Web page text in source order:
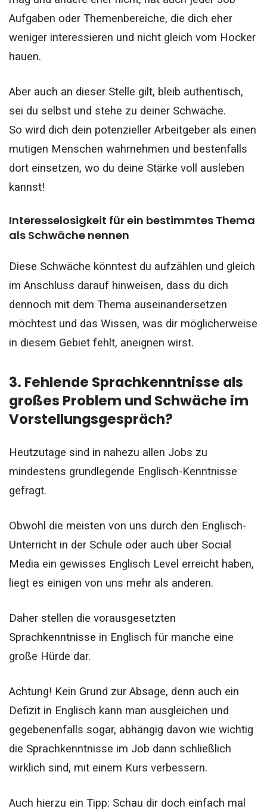
Aufgaben oder Themenbereiche, die dich eher
weniger interessieren und nicht gleich vom Hocker
hauen.
Aber auch an dieser Stelle gilt, bleib authentisch,
sei du selbst und stehe zu deiner Schwäche.
So wird dich dein potenzieller Arbeitgeber als einen
mutigen Menschen wahrnehmen und bestenfalls
dort einsetzen, wo du deine Stärke voll ausleben
kannst!
Interesselosigkeit für ein bestimmtes Thema
als Schwäche nennen
Diese Schwäche könntest du aufzählen und gleich
im Anschluss darauf hinweisen, dass du dich
dennoch mit dem Thema auseinandersetzen
möchtest und das Wissen, was dir möglicherweise
in diesem Gebiet fehlt, aneignen wirst.
3. Fehlende Sprachkenntnisse als
großes Problem und Schwäche im
Vorstellungsgespräch?
Heutzutage sind in nahezu allen Jobs zu
mindestens grundlegende Englisch-Kenntnisse
gefragt.
Obwohl die meisten von uns durch den Englisch-
Unterricht in der Schule oder auch über Social
Media ein gewisses Englisch Level erreicht haben,
liegt es einigen von uns mehr als anderen.
Daher stellen die vorausgesetzten
Sprachkenntnisse in Englisch für manche eine
große Hürde dar.
Achtung! Kein Grund zur Absage, denn auch ein
Defizit in Englisch kann man ausgleichen und
gegebenenfalls sogar, abhängig davon wie wichtig
die Sprachkenntnisse im Job dann schließlich
wirklich sind, mit einem Kurs verbessern.
Auch hierzu ein Tipp: Schau dir doch einfach mal